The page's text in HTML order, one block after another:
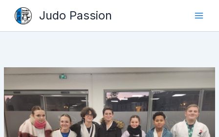
Judo Passion